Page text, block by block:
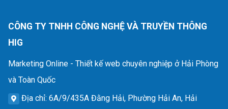
CÔNG TY TNHH CÔNG NGHỆ VÀ TRUYỀN THÔNG
HIG
Marketing Online - Thiết kế web chuyên nghiệp ở Hải Phòng
và Toàn Quốc
Địa chỉ: 6A/9/435A Đằng Hải, Phường Hải An, Hải